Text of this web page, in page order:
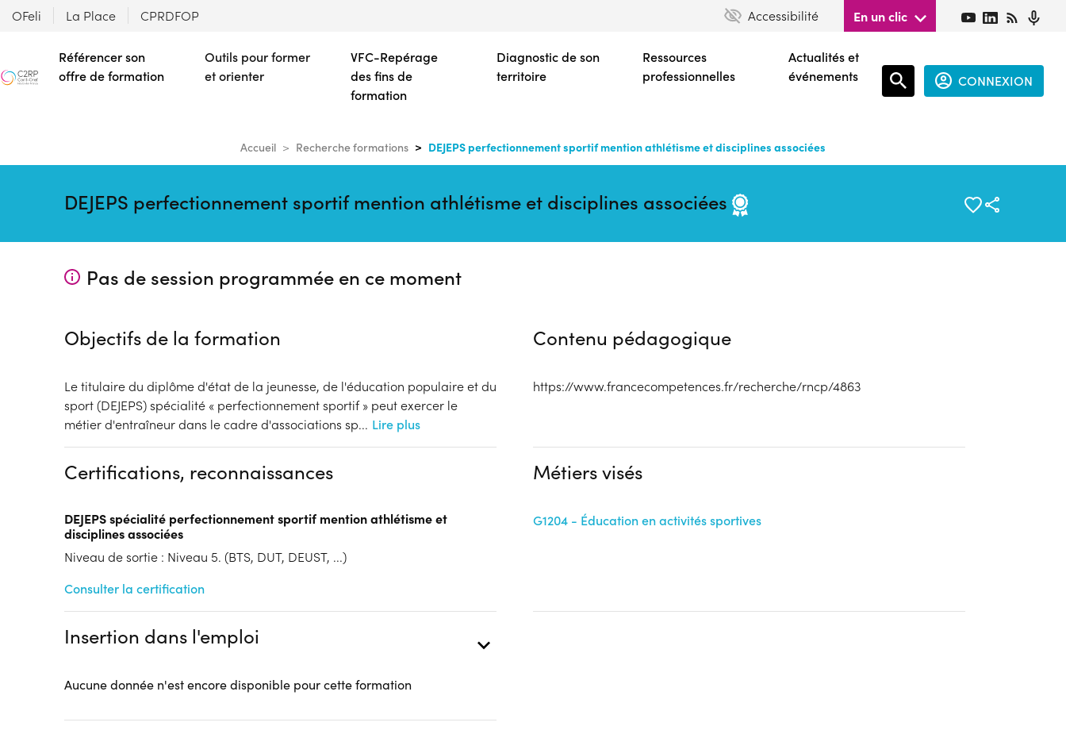
contenu
principal
OFeli La Place CPRDFOP Accessibilité En un clic
Référencer son
offre de formation
Outils pour former
et orienter
VFC-Repérage
des fins de
formation
Diagnostic de son
territoire
Ressources
professionnelles
Actualités et
événements
CONNEXION
Accueil Recherche formations DEJEPS perfectionnement sportif mention athlétisme et disciplines associées
DEJEPS perfectionnement sportif mention athlétisme et disciplines associées
Pas de session programmée en ce moment
Objectifs de la formation
Le titulaire du diplôme d'état de la jeunesse, de l'éducation populaire et du
sport (DEJEPS) spécialité « perfectionnement sportif » peut exercer le
métier d'entraîneur dans le cadre d'associations sp... Lire plus
Contenu pédagogique
https://www.francecompetences.fr/recherche/rncp/4863
Certifications, reconnaissances
DEJEPS spécialité perfectionnement sportif mention athlétisme et
disciplines associées
Niveau de sortie : Niveau 5. (BTS, DUT, DEUST, ...)
Consulter la certification
Métiers visés
G1204 - Éducation en activités sportives
Insertion dans l'emploi
Aucune donnée n'est encore disponible pour cette formation